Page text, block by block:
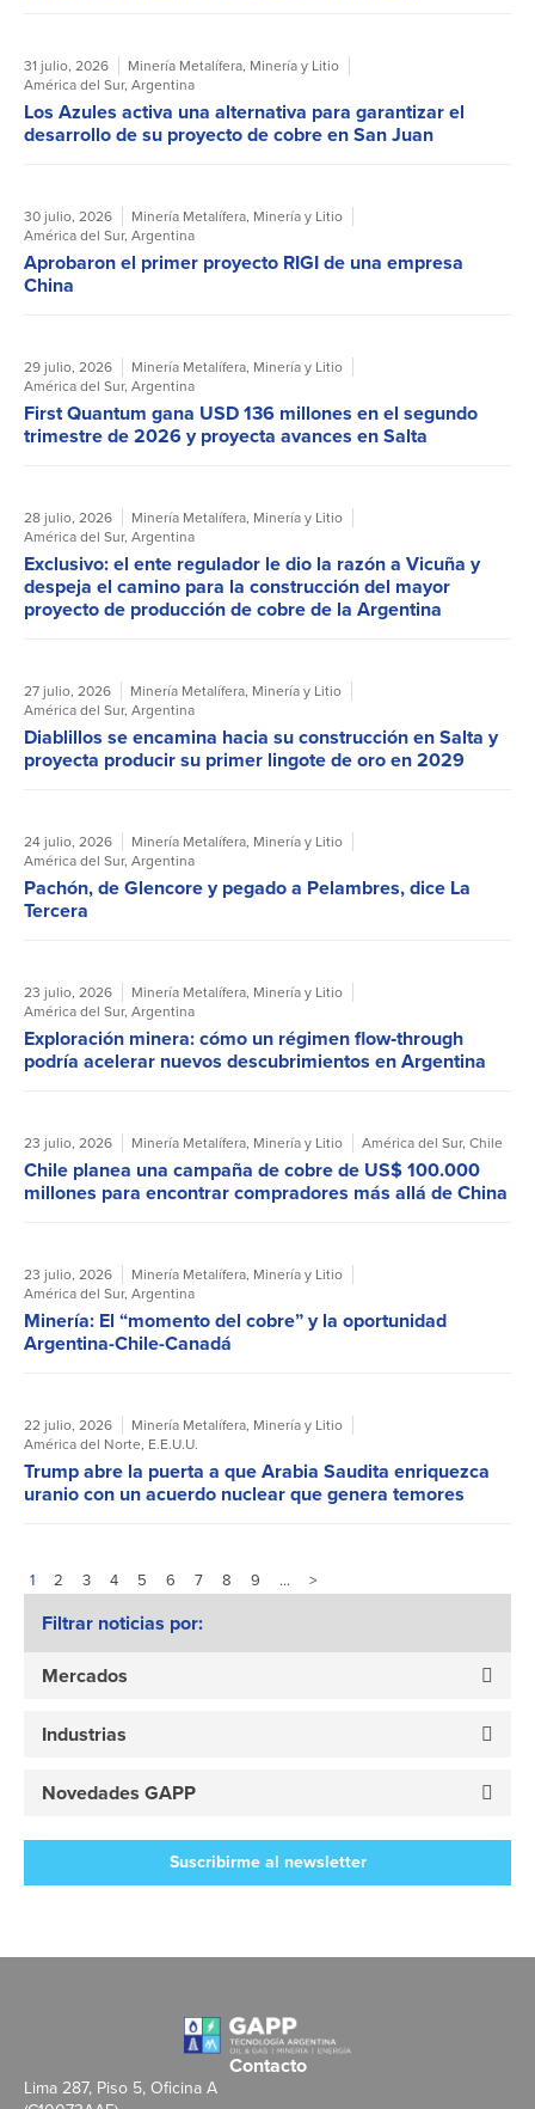
Filtrar noticias por:
Mercados
Industrias
Novedades GAPP
Suscribirme al newsletter
31 julio, 2026 Minería Metalífera, Minería y Litio
América del Sur, Argentina
Los Azules activa una alternativa para garantizar el
desarrollo de su proyecto de cobre en San Juan
30 julio, 2026 Minería Metalífera, Minería y Litio
América del Sur, Argentina
Aprobaron el primer proyecto RIGI de una empresa
China
29 julio, 2026 Minería Metalífera, Minería y Litio
América del Sur, Argentina
First Quantum gana USD 136 millones en el segundo
trimestre de 2026 y proyecta avances en Salta
28 julio, 2026 Minería Metalífera, Minería y Litio
América del Sur, Argentina
Exclusivo: el ente regulador le dio la razón a Vicuña y
despeja el camino para la construcción del mayor
proyecto de producción de cobre de la Argentina
27 julio, 2026 Minería Metalífera, Minería y Litio
América del Sur, Argentina
Diablillos se encamina hacia su construcción en Salta y
proyecta producir su primer lingote de oro en 2029
24 julio, 2026 Minería Metalífera, Minería y Litio
América del Sur, Argentina
Pachón, de Glencore y pegado a Pelambres, dice La
Tercera
23 julio, 2026 Minería Metalífera, Minería y Litio
América del Sur, Argentina
Exploración minera: cómo un régimen flow‑through
podría acelerar nuevos descubrimientos en Argentina
23 julio, 2026 Minería Metalífera, Minería y Litio América del Sur, Chile
Chile planea una campaña de cobre de US$ 100.000
millones para encontrar compradores más allá de China
23 julio, 2026 Minería Metalífera, Minería y Litio
América del Sur, Argentina
Minería: El “momento del cobre” y la oportunidad
Argentina-Chile-Canadá
22 julio, 2026 Minería Metalífera, Minería y Litio
América del Norte, E.E.U.U.
Trump abre la puerta a que Arabia Saudita enriquezca
uranio con un acuerdo nuclear que genera temores
1 2 3 4 5 6 7 8 9 … >
Contacto
Lima 287, Piso 5, Oficina A